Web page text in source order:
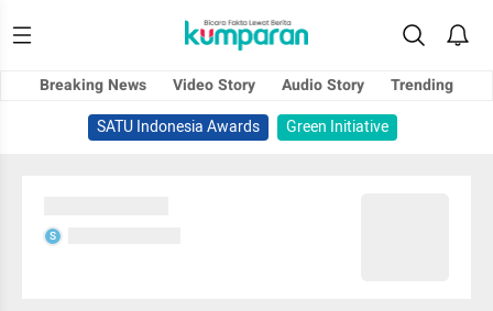
Breaking News Video Story Audio Story
Trending
SATU Indonesia Awards
Green Initiative
S